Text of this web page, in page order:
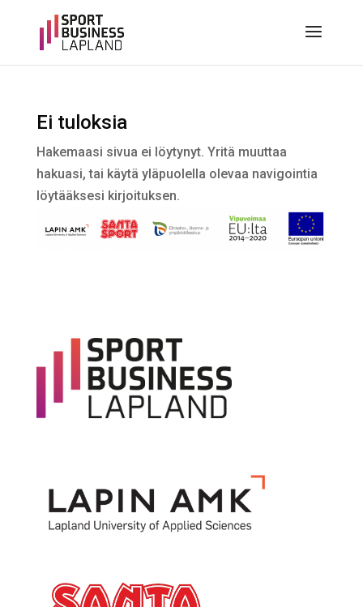
Ei tuloksia
Hakemaasi sivua ei löytynyt. Yritä muuttaa
hakuasi, tai käytä yläpuolella olevaa navigointia
löytääksesi kirjoituksen.